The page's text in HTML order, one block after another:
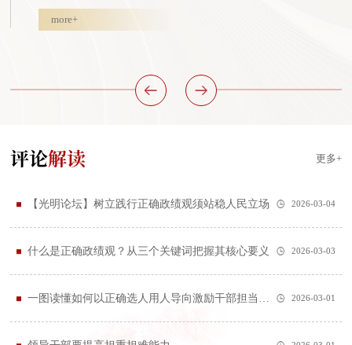
more+
评论解读 更多+
2026-03-04
【光明论坛】树立践行正确政绩观须站稳人民立场
2026-03-03
什么是正确政绩观？从三个关键词把握其核心要义
2026-03-01
一图读懂如何以正确选人用人导向激励干部担当作为